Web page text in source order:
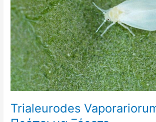
Trialeurodes
να
Ξέρετε